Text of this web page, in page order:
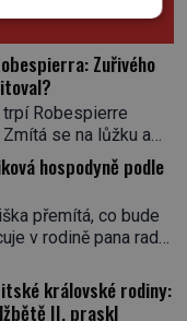
Zuřivého
Robespierre
se na lůžku a
myšlenek. Když
vzpomene si na
jasnovidek, kterou
Prorokovala mu
se jí vysmál.
významný
Honoré de
hospodyně podle
přemítá, co bude
v rodině pana rady
už nemusíme chodit
královské rodiny:
II. praskl